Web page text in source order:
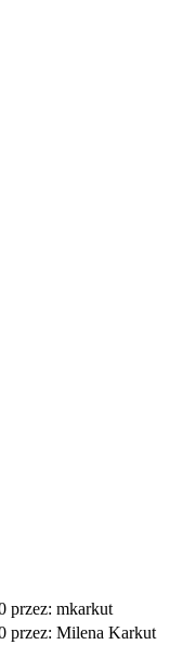
przez: mkarkut
przez: Milena Karkut